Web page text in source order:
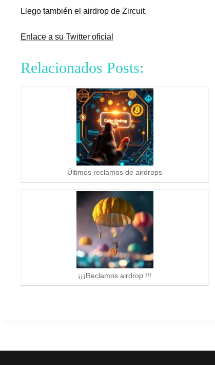
Llego también el airdrop de Zircuit.
Enlace a su Twitter oficial
Relacionados Posts:
Últimos reclamos de airdrops
¡¡¡Reclamos airdrop !!!